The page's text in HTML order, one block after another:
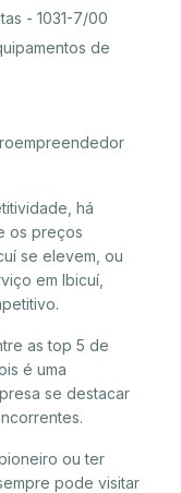
- 1031-7/00
de
há
os preços
se elevem, ou
em Ibicuí,
as top 5 de
é uma
se destacar
ou ter
pode visitar